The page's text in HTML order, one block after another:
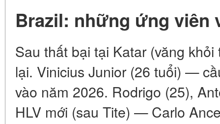
Brazil: những ứng viên
Sau thất bại tại Katar (văng
lại. Vinicius Junior (26 tuổi) —
vào năm 2026. Rodrigo (25),
HLV mới (sau Tite) — Carlo